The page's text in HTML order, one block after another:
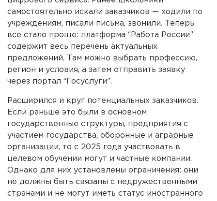
самостоятельно искали заказчиков — ходили по
учреждениям, писали письма, звонили. Теперь
все стало проще: платформа “Работа России”
содержит весь перечень актуальных
предложений. Там можно выбрать профессию,
регион и условия, а затем отправить заявку
через портал “Госуслуги”.
Расширился и круг потенциальных заказчиков.
Если раньше это были в основном
государственные структуры, предприятия с
участием государства, оборонные и аграрные
организации, то с 2025 года участвовать в
целевом обучении могут и частные компании.
Однако для них установлены ограничения: они
не должны быть связаны с недружественными
странами и не могут иметь статус иностранного